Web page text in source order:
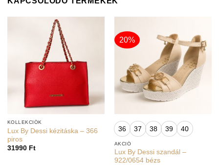
KOLLEKCIÓK
Lux By Dessi kézitáska – 366
piros
31990 Ft
20%
36 37 38 39 40
AKCIÓ
Lux By Dessi szandál –
922/0654 bézs